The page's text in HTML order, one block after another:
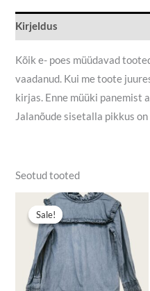
Kirjeldus
Kõik e- poes müüdavad
vaadanud. Kui me toote
kirjas. Enne müüki panemist
Jalanõude sisetalla pikkus
Seotud tooted
Sale!
Sale!
Algne
hind
oli:
2,90 €.
Praegune
hind
on: